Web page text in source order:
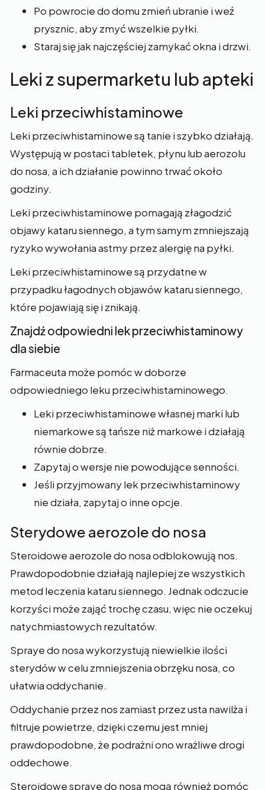
Po powrocie do domu zmień ubranie i weź
prysznic, aby zmyć wszelkie pyłki.
Staraj się jak najczęściej zamykać okna i drzwi.
Leki z supermarketu lub apteki
Leki przeciwhistaminowe
Leki przeciwhistaminowe są tanie i szybko działają.
Występują w postaci tabletek, płynu lub aerozolu
do nosa, a ich działanie powinno trwać około
godziny.
Leki przeciwhistaminowe pomagają złagodzić
objawy kataru siennego, a tym samym zmniejszają
ryzyko wywołania astmy przez alergię na pyłki.
Leki przeciwhistaminowe są przydatne w
przypadku łagodnych objawów kataru siennego,
które pojawiają się i znikają.
Znajdź odpowiedni lek przeciwhistaminowy
dla siebie
Farmaceuta może pomóc w doborze
odpowiedniego leku przeciwhistaminowego.
Leki przeciwhistaminowe własnej marki lub
niemarkowe są tańsze niż markowe i działają
równie dobrze.
Zapytaj o wersje nie powodujące senności.
Jeśli przyjmowany lek przeciwhistaminowy
nie działa, zapytaj o inne opcje.
Sterydowe aerozole do nosa
Steroidowe aerozole do nosa odblokowują nos.
Prawdopodobnie działają najlepiej ze wszystkich
metod leczenia kataru siennego. Jednak odczucie
korzyści może zająć trochę czasu, więc nie oczekuj
natychmiastowych rezultatów.
Spraye do nosa wykorzystują niewielkie ilości
sterydów w celu zmniejszenia obrzęku nosa, co
ułatwia oddychanie.
Oddychanie przez nos zamiast przez usta nawilża i
filtruje powietrze, dzięki czemu jest mniej
prawdopodobne, że podrażni ono wrażliwe drogi
oddechowe.
Steroidowe spraye do nosa mogą również pomóc